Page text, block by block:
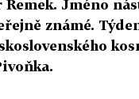
Jméno
známé.